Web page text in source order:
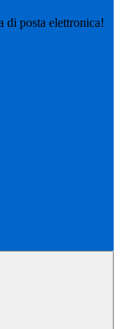
di posta elettronica!